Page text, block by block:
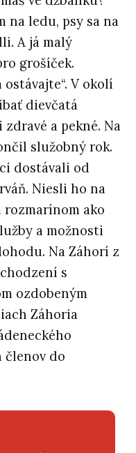
na ledu, psy sa na
A já malý
grošíček.
V okolí
dievčatá
a pekné. Na
služobný rok.
dostávali od
Niesli ho na
rozmarínom ako
a možnosti
Na Záhorí z
s
ozdobeným
Záhoria
do